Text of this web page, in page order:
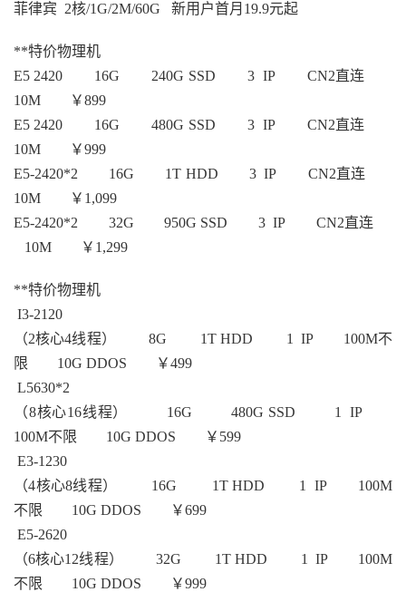
菲律宾 2核/1G/2M/60G 新用户首月19.9元起
**特价物理机
E5 2420 16G 240G SSD 3 IP CN2直连
10M ￥899
E5 2420 16G 480G SSD 3 IP CN2直连
10M ￥999
E5-2420*2 16G 1T HDD 3 IP CN2直连
10M ￥1,099
E5-2420*2 32G 950G SSD 3 IP CN2直连
10M ￥1,299
**特价物理机
I3-2120
（2核心4线程） 8G 1T HDD 1 IP 100M不
限 10G DDOS ￥499
L5630*2
（8核心16线程） 16G 480G SSD 1 IP
100M不限 10G DDOS ￥599
E3-1230
（4核心8线程） 16G 1T HDD 1 IP 100M
不限 10G DDOS ￥699
E5-2620
（6核心12线程） 32G 1T HDD 1 IP 100M
不限 10G DDOS ￥999